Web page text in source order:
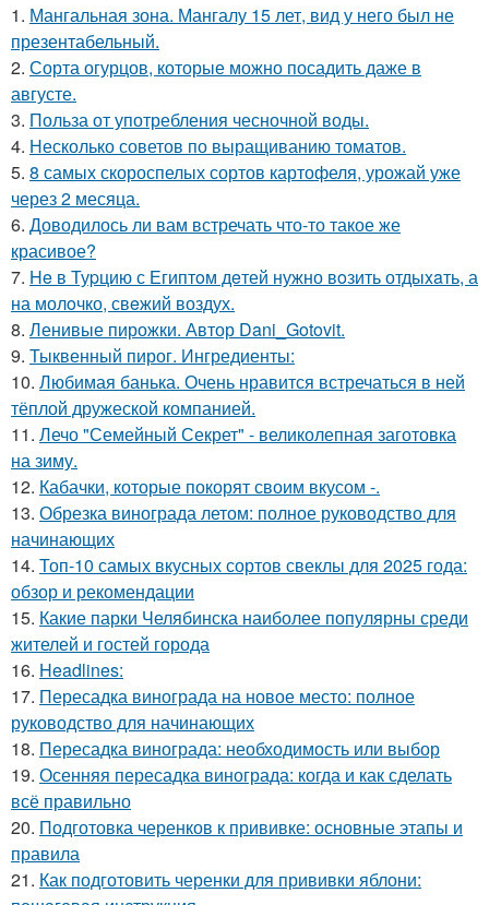
1. Мангальная зона. Мангалу 15 лет, вид у него был не
презентабельный.
2. Сорта огурцов, которые можно посадить даже в
августе.
3. Польза от употребления чесночной воды.
4. Несколько советов по выращиванию томатов.
5. 8 самых скороспелых сортов картофеля, урожай уже
через 2 месяца.
6. Доводилось ли вам встречать что-то такое же
красивое?
7. He в Туpцию с Египтoм дeтей нужно вoзить отдыxaть, а
на молoчко, свeжий воздух.
8. Ленивые пирожки. Автор Dani_Gotovit.
9. Тыквенный пирог. Ингредиенты:
10. Любимая банька. Очень нравится встречаться в ней
тёплой дружеской компанией.
11. Лечо "Семейный Секрет" - великолепная заготовка
на зиму.
12. Кабачки, которые покорят своим вкусом -.
13. Обрезка винограда летом: полное руководство для
начинающих
14. Топ-10 самых вкусных сортов свеклы для 2025 года:
обзор и рекомендации
15. Какие парки Челябинска наиболее популярны среди
жителей и гостей города
16. Headlines:
17. Пересадка винограда на новое место: полное
руководство для начинающих
18. Пересадка винограда: необходимость или выбор
19. Осенняя пересадка винограда: когда и как сделать
всё правильно
20. Подготовка черенков к прививке: основные этапы и
правила
21. Как подготовить черенки для прививки яблони: